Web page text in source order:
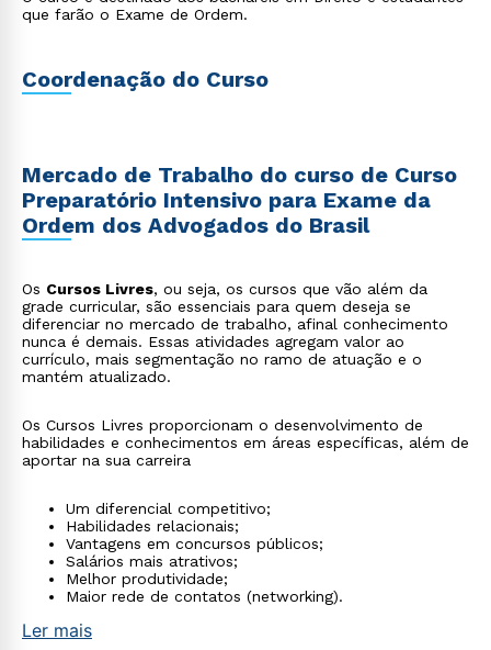
assistir aulas, com agendamento, - ao vivo, no estúdio).
Tiradentes)
que farão o Exame de Ordem.
Coordenação do Curso
Mercado de Trabalho do curso de Curso
Preparatório Intensivo para Exame da
Ordem dos Advogados do Brasil
Os Cursos Livres, ou seja, os cursos que vão além da
grade curricular, são essenciais para quem deseja se
diferenciar no mercado de trabalho, afinal conhecimento
nunca é demais. Essas atividades agregam valor ao
currículo, mais segmentação no ramo de atuação e o
mantém atualizado.
Os Cursos Livres proporcionam o desenvolvimento de
habilidades e conhecimentos em áreas específicas, além de
aportar na sua carreira
Um diferencial competitivo;
Habilidades relacionais;
Vantagens em concursos públicos;
Salários mais atrativos;
Melhor produtividade;
Maior rede de contatos (networking).
Ler mais